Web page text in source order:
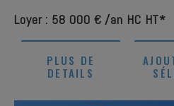
Loyer : 58 000 € /an HC HT*
PLUS DE
DETAILS